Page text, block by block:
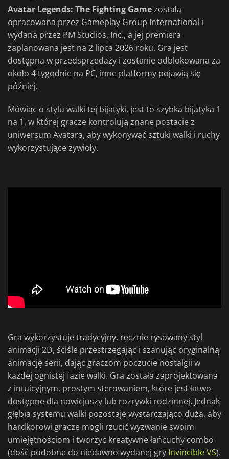
Avatar Legends: The Fighting Gamezostała
opracowana przez Gameplay Group International i
wydana przez PM Studios, Inc., a jej premiera
zaplanowana jest na 2 lipca 2026 roku. Gra jest
dostępna w przedsprzedaży i zostanie odblokowana za
około 4 tygodnie na PC, inne platformy pojawią się
później.
Mówiąc o stylu walki tej bijatyki, jest to szybka bijatyka 1
na 1, w której gracze kontrolują znane postacie z
uniwersum Avatara, aby wykonywać sztuki walki i ruchy
wykorzystujące żywioły.
Gra wykorzystuje tradycyjny, ręcznie rysowany styl
animacji 2D, ściśle przestrzegając i szanując oryginalną
animację serii, dając graczom poczucie nostalgii w
każdej ognistej fazie walki. Gra została zaprojektowana
z intuicyjnym, prostym sterowaniem, które jest łatwo
dostępne dla nowicjuszy lub rozrywki rodzinnej. Jednak
głębia systemu walki pozostaje wystarczająco duża, aby
hardkorowi gracze mogli rzucić wyzwanie swoim
umiejętnościom i tworzyć kreatywne łańcuchy combo
(dość podobne do niedawno wydanej gry Invincible VS).